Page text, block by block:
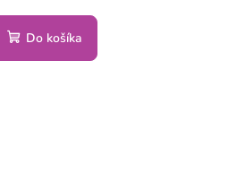
Do košíka